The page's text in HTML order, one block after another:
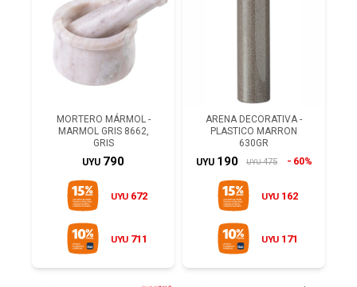
MORTERO MÁRMOL -
MARMOL GRIS 8662,
GRIS
UYU 790
UYU 672
UYU 711
ARENA DECORATIVA -
PLASTICO MARRON
630GR
UYU 190 UYU 475 60%
UYU 162
UYU 171